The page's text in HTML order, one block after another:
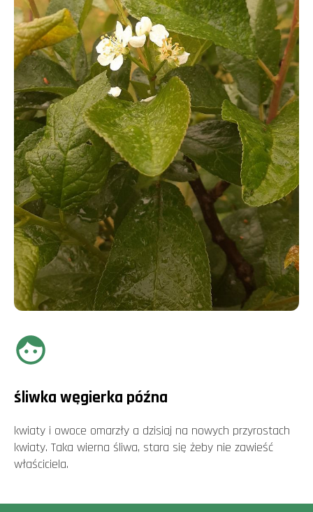
śliwka węgierka późna
kwiaty i owoce omarzły a dzisiaj na nowych przyrostach
kwiaty. Taka wierna śliwa, stara się żeby nie zawieść
właściciela.